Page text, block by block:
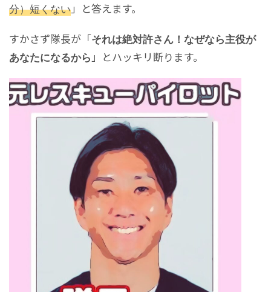
分）短くない」と答えます。
すかさず隊長が「それは絶対許さん！なぜなら主役が
あなたになるから」とハッキリ断ります。